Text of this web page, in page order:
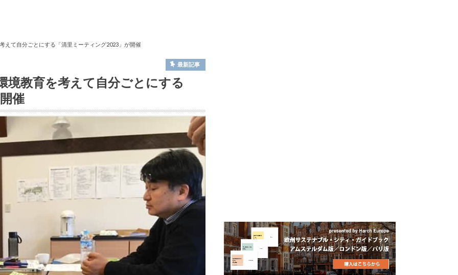
えて自分ごとにする「清里ミーティング2023」が開催
最新記事
境教育を考えて自分ごとにする
催